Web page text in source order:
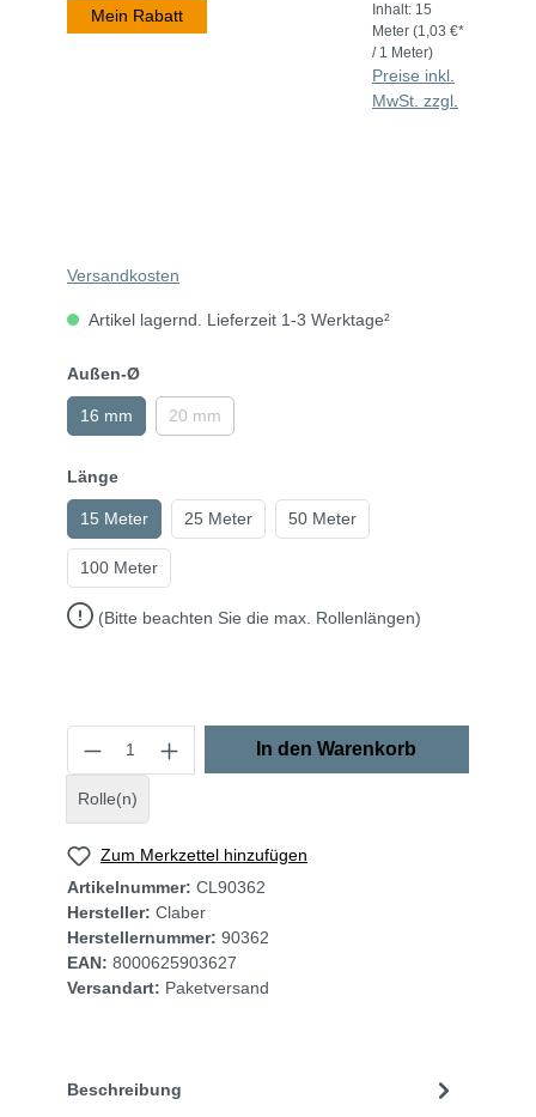
Mein Rabatt Inhalt: 15
Meter (1,03 €*
/ 1 Meter)
Preise inkl.
MwSt. zzgl.
Versandkosten
Artikel lagernd. Lieferzeit 1-3 Werktage²
Außen-Ø
16 mm 20 mm
Länge
15 Meter 25 Meter 50 Meter
100 Meter
(Bitte beachten Sie die max. Rollenlängen)
Rolle(n)
In den Warenkorb
Zum Merkzettel hinzufügen
Artikelnummer: CL90362
Hersteller: Claber
Herstellernummer: 90362
EAN: 8000625903627
Versandart: Paketversand
Beschreibung